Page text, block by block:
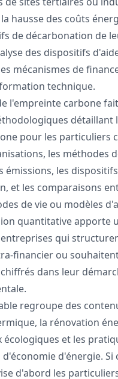
hausse des coûts
de décarbonation de
des dispositifs
mécanismes de
technique.
l'empreinte carbone
détaillant
pour les particuliers
les méthodes
émissions, les
et les comparaisons
de vie ou modèles
quantitative apporte
qui
financier ou
dans leur
regroupe des
la rénovation
écologiques et les
d'énergie. Si
d'abord les